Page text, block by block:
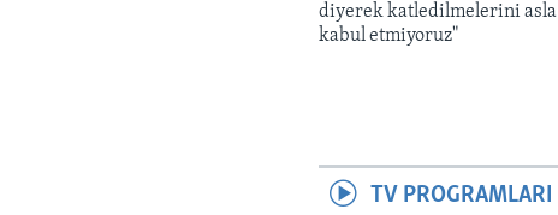
diyerek katledilmelerini asla
kabul etmiyoruz"
TV PROGRAMLARI